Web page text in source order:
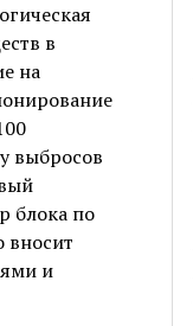
в
на
выбросов
блока по
вносит
и